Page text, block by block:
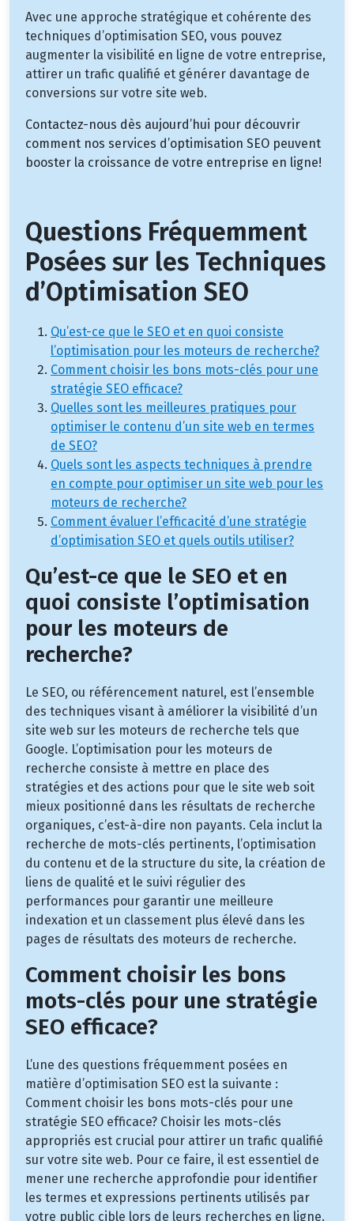
Avec une approche stratégique et cohérente des
techniques d’optimisation SEO, vous pouvez
augmenter la visibilité en ligne de votre entreprise,
attirer un trafic qualifié et générer davantage de
conversions sur votre site web.
Contactez-nous dès aujourd’hui pour découvrir
comment nos services d’optimisation SEO peuvent
booster la croissance de votre entreprise en ligne!
Questions Fréquemment
Posées sur les Techniques
d’Optimisation SEO
Qu’est-ce que le SEO et en quoi consiste
l’optimisation pour les moteurs de recherche?
Comment choisir les bons mots-clés pour une
stratégie SEO efficace?
Quelles sont les meilleures pratiques pour
optimiser le contenu d’un site web en termes
de SEO?
Quels sont les aspects techniques à prendre
en compte pour optimiser un site web pour les
moteurs de recherche?
Comment évaluer l’efficacité d’une stratégie
d’optimisation SEO et quels outils utiliser?
Qu’est-ce que le SEO et en
quoi consiste l’optimisation
pour les moteurs de
recherche?
Le SEO, ou référencement naturel, est l’ensemble
des techniques visant à améliorer la visibilité d’un
site web sur les moteurs de recherche tels que
Google. L’optimisation pour les moteurs de
recherche consiste à mettre en place des
stratégies et des actions pour que le site web soit
mieux positionné dans les résultats de recherche
organiques, c’est-à-dire non payants. Cela inclut la
recherche de mots-clés pertinents, l’optimisation
du contenu et de la structure du site, la création de
liens de qualité et le suivi régulier des
performances pour garantir une meilleure
indexation et un classement plus élevé dans les
pages de résultats des moteurs de recherche.
Comment choisir les bons
mots-clés pour une stratégie
SEO efficace?
L’une des questions fréquemment posées en
matière d’optimisation SEO est la suivante :
Comment choisir les bons mots-clés pour une
stratégie SEO efficace? Choisir les mots-clés
appropriés est crucial pour attirer un trafic qualifié
sur votre site web. Pour ce faire, il est essentiel de
mener une recherche approfondie pour identifier
les termes et expressions pertinents utilisés par
votre public cible lors de leurs recherches en ligne.